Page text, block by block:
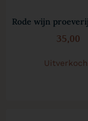
Rode wijn
35,00